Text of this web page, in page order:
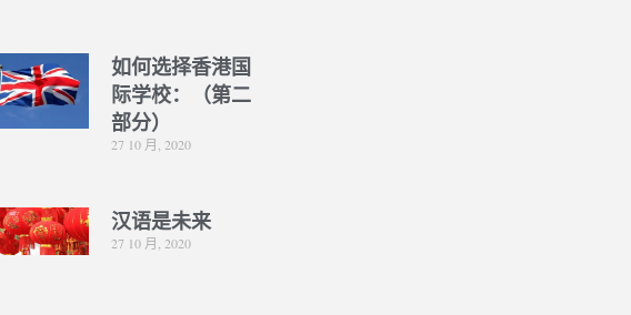
如何选择香港国
际学校：（第二
部分）
27 10 月, 2020
汉语是未来
27 10 月, 2020